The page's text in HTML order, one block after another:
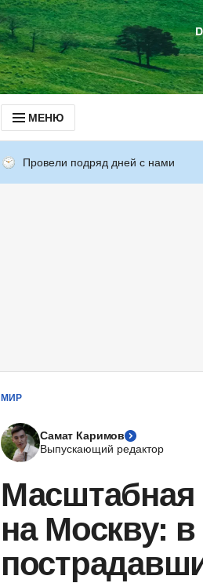
МЕНЮ
Провели подряд дней с нами
МИР
Самат Каримов
Выпускающий редактор
Масштабная
на Москву: